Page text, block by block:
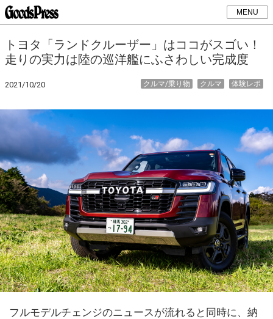
MENU
トヨタ「ランドクルーザー」はココがスゴい！
走りの実力は陸の巡洋艦にふさわしい完成度
2021/10/20 体験レポ
クルマ
クルマ/乗り物
フルモデルチェンジのニュースが流れると同時に、納